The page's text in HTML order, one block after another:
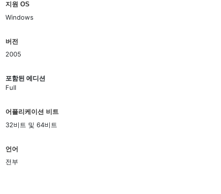
지원 OS
Windows
버전
2005
포함된 에디션
Full
어플리케이션 비트
32비트 및 64비트
언어
전부